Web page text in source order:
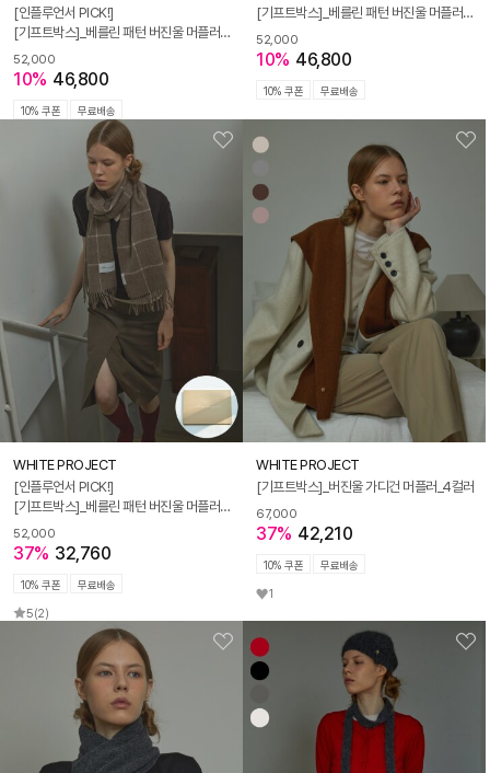
[인플루언서 PICK!]
[기프트박스]_베를린 패턴 버진울 머플러_블랙_남녀공용
52,000
10% 46,800
10% 쿠폰 무료배송
[기프트박스]_베를린 패턴 버진울 머플러_오트밀_남녀공용
52,000
10% 46,800
10% 쿠폰 무료배송
WHITE PROJECT
[인플루언서 PICK!]
[기프트박스]_베를린 패턴 버진울 머플러_브라운_남녀공용
52,000
37% 32,760
10% 쿠폰 무료배송
5(2)
WHITE PROJECT
[기프트박스]_버진울 가디건 머플러_4컬러
67,000
37% 42,210
10% 쿠폰 무료배송
1